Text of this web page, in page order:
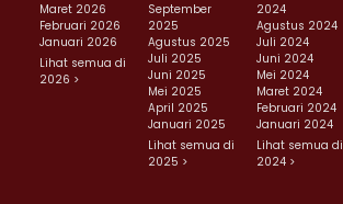
Maret 2026
Februari 2026
Januari 2026
Lihat semua di
2026 >
September
2025
Agustus 2025
Juli 2025
Juni 2025
Mei 2025
April 2025
Januari 2025
Lihat semua di
2025 >
2024
Agustus 2024
Juli 2024
Juni 2024
Mei 2024
Maret 2024
Februari 2024
Januari 2024
Lihat semua di
2024 >